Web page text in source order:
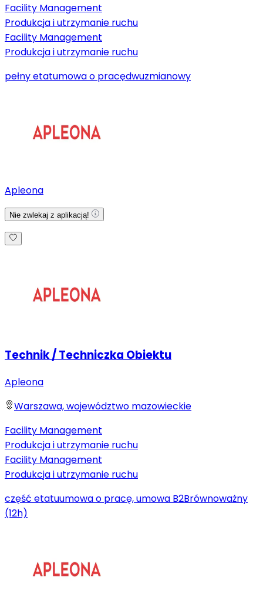
Facility Management
Produkcja i utrzymanie ruchu
Facility Management
Produkcja i utrzymanie ruchu
pełny etatumowa o pracędwuzmianowy
Apleona
Nie zwlekaj z aplikacją!
Technik / Techniczka Obiektu
Apleona
Warszawa, województwo mazowieckie
Facility Management
Produkcja i utrzymanie ruchu
Facility Management
Produkcja i utrzymanie ruchu
część etatuumowa o pracę, umowa B2Brównoważny
(12h)